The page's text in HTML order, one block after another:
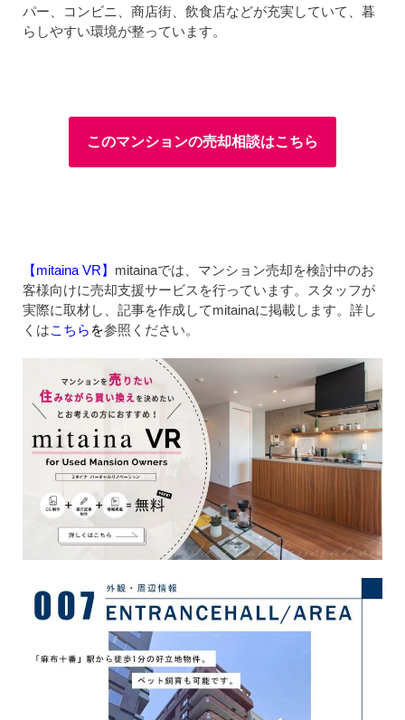
パー、コンビニ、商店街、飲食店などが充実していて、暮
らしやすい環境が整っています。
このマンションの売却相談はこちら
【mitaina VR】 mitainaでは、マンション売却を検討中のお
客様向けに売却支援サービスを行っています。スタッフが
実際に取材し、記事を作成してmitainaに掲載します。詳し
くはこちら を参照ください。